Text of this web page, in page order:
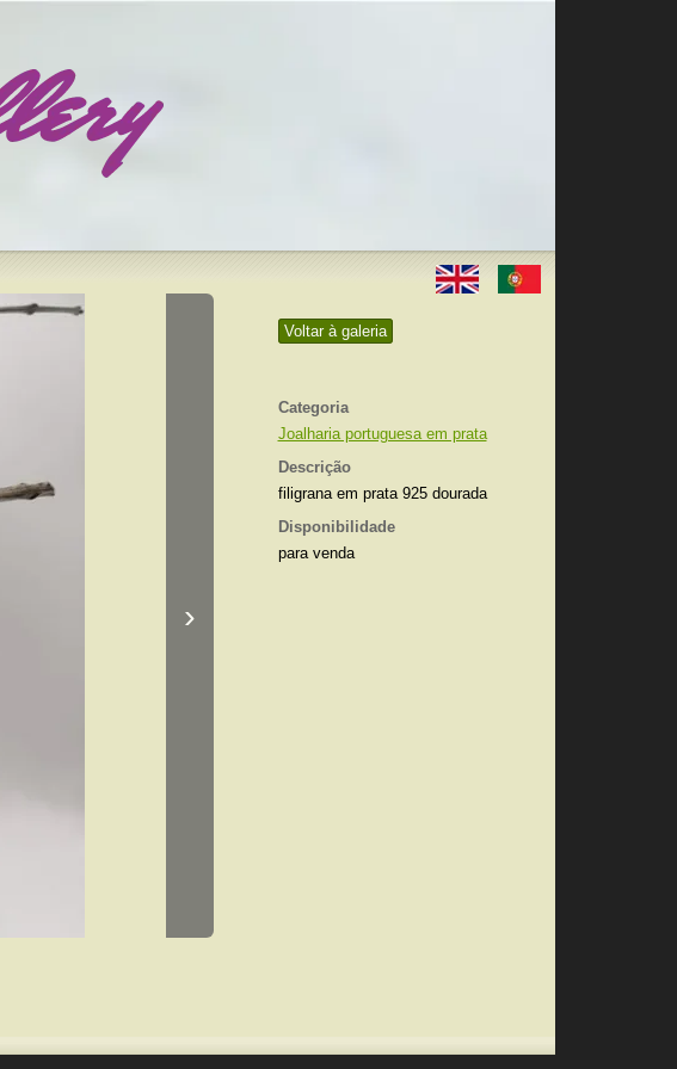
Voltar à galeria
Categoria
Joalharia portuguesa em prata
Descrição
filigrana em prata 925 dourada
Disponibilidade
para venda
›